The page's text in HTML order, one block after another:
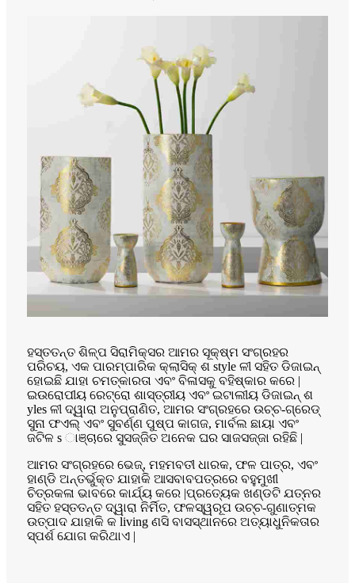
ହସ୍ତତନ୍ତ ଶିଳ୍ପ ସିରାମିକ୍ସର ଆମର ସୂକ୍ଷ୍ମ ସଂଗ୍ରହର
ପରିଚୟ, ଏକ ପାରମ୍ପାରିକ କ୍ଲାସିକ୍ ଶ style ଳୀ ସହିତ ଡିଜାଇନ୍
ହୋଇଛି ଯାହା ଚମତ୍କାରତା ଏବଂ ବିଳାସକୁ ବହିଷ୍କାର କରେ |
ଇଉରୋପୀୟ ରେଟ୍ରୋ ଶାସ୍ତ୍ରୀୟ ଏବଂ ଇଟାଲୀୟ ଡିଜାଇନ୍ ଶ
yles ଳୀ ଦ୍ୱାରା ଅନୁପ୍ରାଣିତ, ଆମର ସଂଗ୍ରହରେ ଉଚ୍ଚ-ଗ୍ରେଡ୍
ସୁନା ଫଏଲ୍ ଏବଂ ସୁବର୍ଣ୍ଣ ପୁଷ୍ପ କାଗଜ, ମାର୍ବଲ ଛାୟା ଏବଂ
ଜଟିଳ s ାଞ୍ଚାରେ ସୁସଜ୍ଜିତ ଅନେକ ଘର ସାଜସଜ୍ଜା ରହିଛି |
ଆମର ସଂଗ୍ରହରେ ଭେଜ୍, ମହମବତୀ ଧାରକ, ଫଳ ପାତ୍ର, ଏବଂ
ହାଣ୍ଡି ଅନ୍ତର୍ଭୁକ୍ତ ଯାହାକି ଆସବାବପତ୍ରରେ ବହୁମୁଖୀ
ଚିତ୍ରକଳା ଭାବରେ କାର୍ଯ୍ୟ କରେ |ପ୍ରତ୍ୟେକ ଖଣ୍ଡଟି ଯତ୍ନର
ସହିତ ହସ୍ତତନ୍ତ ଦ୍ୱାରା ନିର୍ମିତ, ଫଳସ୍ୱରୂପ ଉଚ୍ଚ-ଗୁଣାତ୍ମକ
ଉତ୍ପାଦ ଯାହାକି କ living ଣସି ବାସସ୍ଥାନରେ ଅତ୍ୟାଧୁନିକତାର
ସ୍ପର୍ଶ ଯୋଗ କରିଥାଏ |